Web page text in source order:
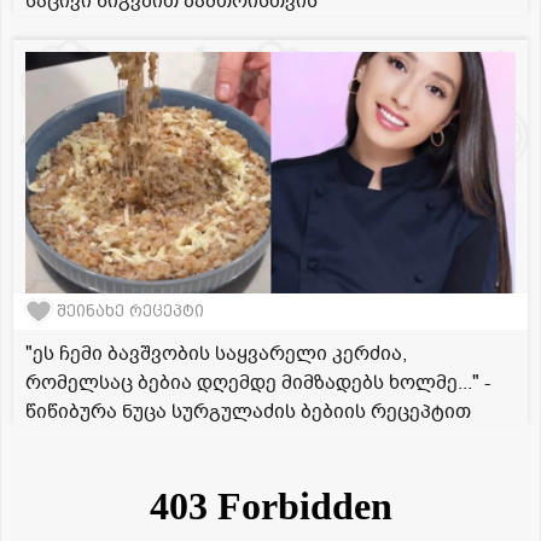
შეინახე რეცეპტი
"ეს ჩემი ბავშვობის საყვარელი კერძია,
რომელსაც ბებია დღემდე მიმზადებს ხოლმე..." -
წიწიბურა ნუცა სურგულაძის ბებიის რეცეპტით